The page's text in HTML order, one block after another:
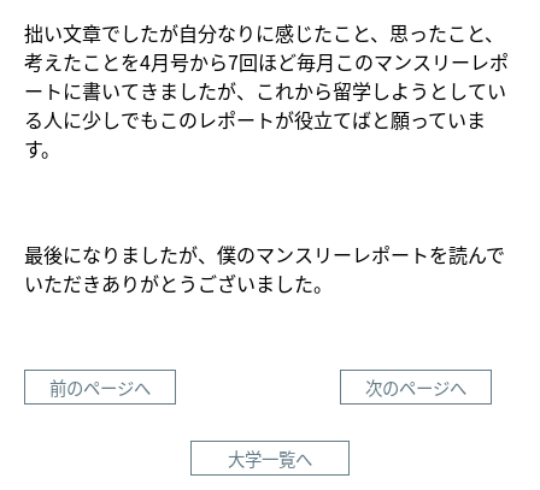
拙い文章でしたが自分なりに感じたこと、思ったこと、
考えたことを4月号から7回ほど毎月このマンスリーレポ
ートに書いてきましたが、これから留学しようとしてい
る人に少しでもこのレポートが役立てばと願っていま
す。
最後になりましたが、僕のマンスリーレポートを読んで
いただきありがとうございました。
前のページへ 次のページへ
大学一覧へ